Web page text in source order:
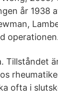
år 1938
Tillståndet
ofta i